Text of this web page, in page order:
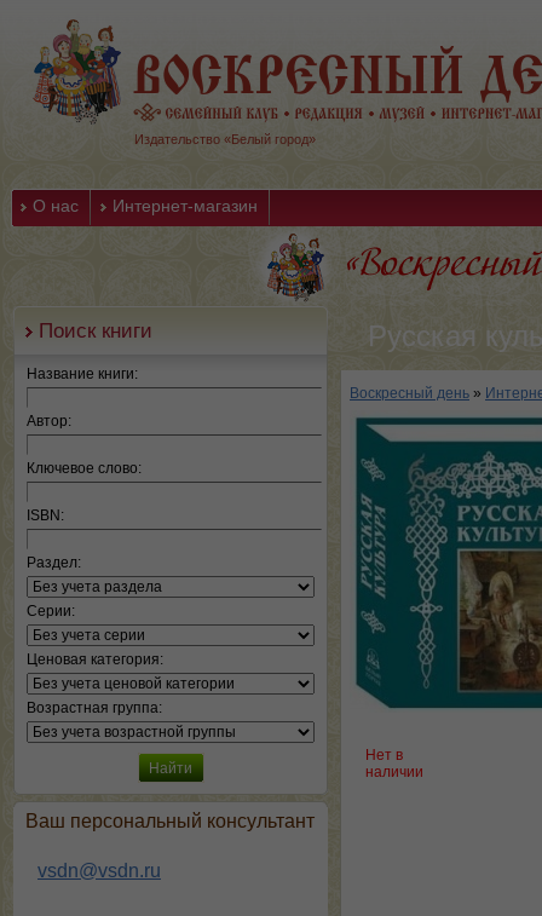
Издательство «Белый город»
О нас Интернет-магазин
Поиск книги
Название книги:
Автор:
Ключевое слово:
ISBN:
Раздел:
Серии:
Ценовая категория:
Возрастная группа:
Ваш персональный консультант
vsdn@vsdn.ru
Русская
Воскресный день »
Нет в
наличии